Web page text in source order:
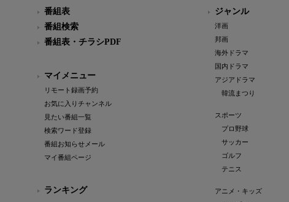
番組表
番組検索
番組表・チラシPDF
マイメニュー
リモート録画予約
お気に入りチャンネル
見たい番組一覧
検索ワード登録
番組お知らせメール
マイ番組ページ
ランキング
ジャンル
洋画
邦画
海外ドラマ
国内ドラマ
アジアドラマ
韓流まつり
スポーツ
プロ野球
サッカー
ゴルフ
テニス
アニメ・キッズ